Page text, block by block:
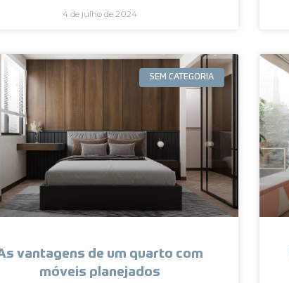
4 de julho de 2024
SEM CATEGORIA
vantagens de um quarto com
móveis planejados